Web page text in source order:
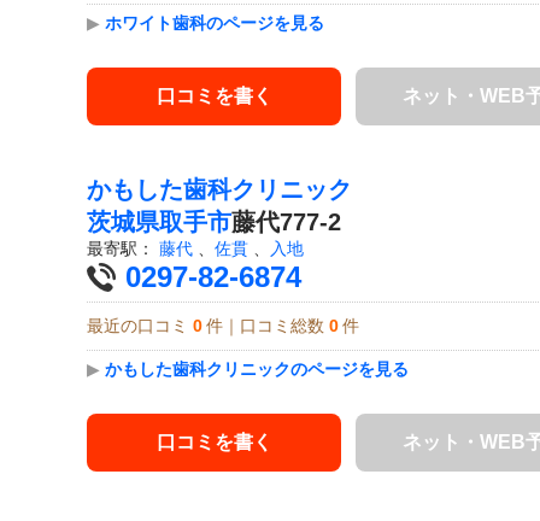
▶ ホワイト歯科のページを見る
口コミを書く ネット・WEB
かもした歯科クリニック
茨城県取手市藤代777-2
最寄駅： 藤代 佐貫 入地
0297-82-6874
最近の口コミ 0 件｜口コミ総数 0 件
▶ かもした歯科クリニックのページを見る
口コミを書く ネット・WEB